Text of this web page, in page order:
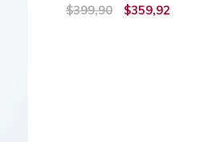
$399,90 $359,92